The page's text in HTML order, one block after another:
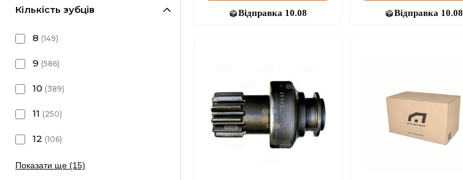
Кількість зубців
8 (149)
9 (586)
10 (389)
11 (250)
12 (106)
Показати ще (15)
Відправка 10.08 Відправка 10.08